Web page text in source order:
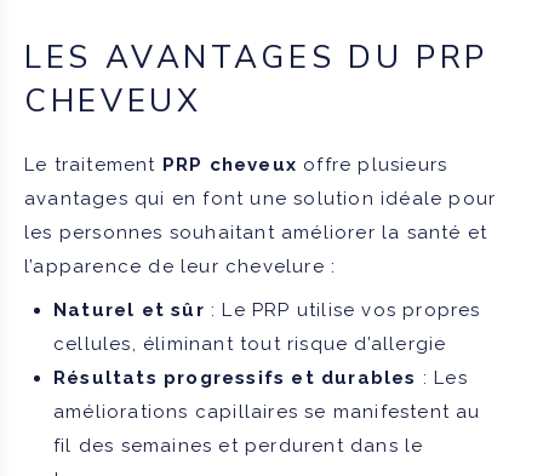
LES AVANTAGES DU PRP
CHEVEUX
Le traitement PRP cheveux offre plusieurs
avantages qui en font une solution idéale pour
les personnes souhaitant améliorer la santé et
l’apparence de leur chevelure :
Naturel et sûr : Le PRP utilise vos propres
cellules, éliminant tout risque d’allergie
Résultats progressifs et durables : Les
améliorations capillaires se manifestent au
fil des semaines et perdurent dans le